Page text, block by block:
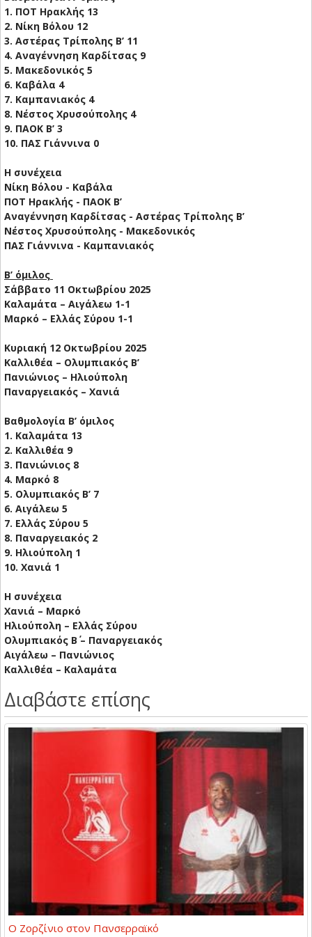
1. ΠΟΤ Ηρακλής 13
2. Νίκη Βόλου 12
3. Αστέρας Τρίπολης Β’ 11
4. Αναγέννηση Καρδίτσας 9
5. Μακεδονικός 5
6. Καβάλα 4
7. Καμπανιακός 4
8. Νέστος Χρυσούπολης 4
9. ΠΑΟΚ Β’ 3
10. ΠΑΣ Γιάννινα 0
Η συνέχεια
Νίκη Βόλου - Καβάλα
ΠΟΤ Ηρακλής - ΠΑΟΚ Β’
Αναγέννηση Καρδίτσας - Αστέρας Τρίπολης Β’
Νέστος Χρυσούπολης - Μακεδονικός
ΠΑΣ Γιάννινα - Καμπανιακός
Β’ όμιλος
Σάββατο 11 Οκτωβρίου 2025
Καλαμάτα – Αιγάλεω 1-1
Μαρκό – Ελλάς Σύρου 1-1
Κυριακή 12 Οκτωβρίου 2025
Καλλιθέα – Ολυμπιακός Β’
Πανιώνιος – Ηλιούπολη
Παναργειακός – Χανιά
Βαθμολογία Β’ όμιλος
1. Καλαμάτα 13
2. Καλλιθέα 9
3. Πανιώνιος 8
4. Μαρκό 8
5. Ολυμπιακός Β’ 7
6. Αιγάλεω 5
7. Ελλάς Σύρου 5
8. Παναργειακός 2
9. Ηλιούπολη 1
10. Χανιά 1
Η συνέχεια
Χανιά – Μαρκό
Ηλιούπολη – Ελλάς Σύρου
Ολυμπιακός Β΄ – Παναργειακός
Αιγάλεω – Πανιώνιος
Καλλιθέα – Καλαμάτα
Διαβάστε επίσης
Ο Ζορζίνιο στον Πανσερραϊκό